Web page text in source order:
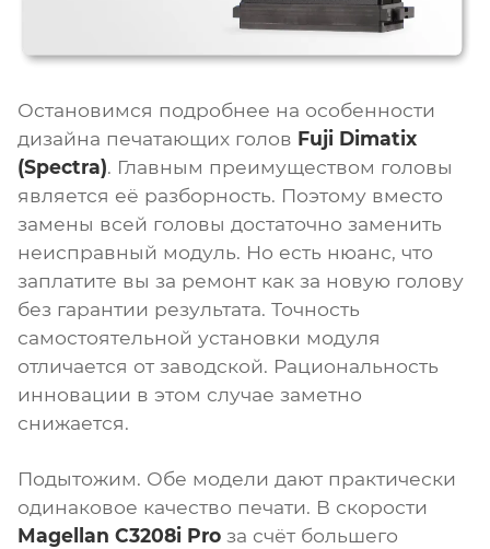
Остановимся подробнее на особенности
дизайна печатающих голов Fuji Dimatix
(Spectra). Главным преимуществом головы
является её разборность. Поэтому вместо
замены всей головы достаточно заменить
неисправный модуль. Но есть нюанс, что
заплатите вы за ремонт как за новую голову
без гарантии результата. Точность
самостоятельной установки модуля
отличается от заводской. Рациональность
инновации в этом случае заметно
снижается.
Подытожим. Обе модели дают практически
одинаковое качество печати. В скорости
Magellan C3208i Pro за счёт большего